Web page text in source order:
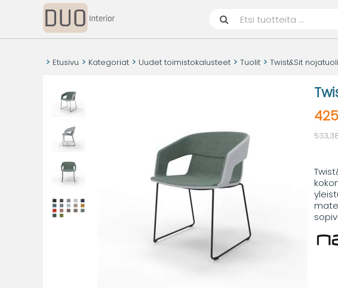
Etusivu Kategoriat Uudet toimistokalusteet Tuolit Twist&Sit